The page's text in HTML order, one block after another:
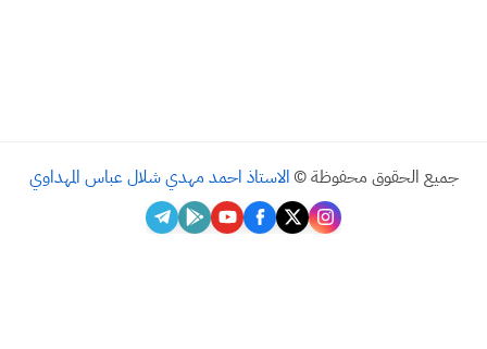
الحقوق محفوظة ©الاستاذ احمد مهدي شلال عباس المهداوي